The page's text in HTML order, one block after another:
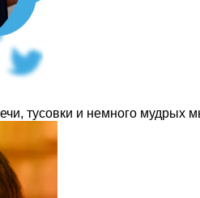
тусовки и немного мудрых